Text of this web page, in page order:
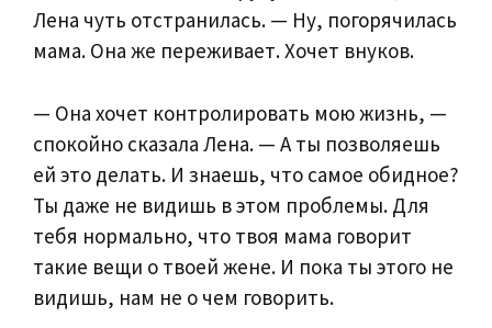
Лена чуть отстранилась. — Ну, погорячилась
мама. Она же переживает. Хочет внуков.
— Она хочет контролировать мою жизнь, —
спокойно сказала Лена. — А ты позволяешь
ей это делать. И знаешь, что самое обидное?
Ты даже не видишь в этом проблемы. Для
тебя нормально, что твоя мама говорит
такие вещи о твоей жене. И пока ты этого не
видишь, нам не о чем говорить.